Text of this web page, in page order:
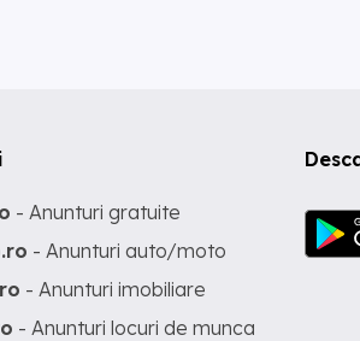
- Anunturi gratuite
- Anunturi auto/moto
- Anunturi imobiliare
- Anunturi locuri de munca